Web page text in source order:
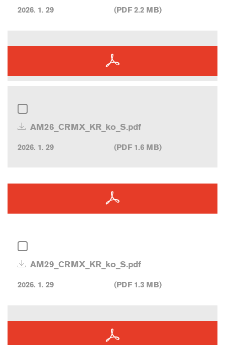
2026. 1. 29 (PDF 2.2 MB)
AM26_CRMX_KR_ko_S.pdf
2026. 1. 29 (PDF 1.6 MB)
AM29_CRMX_KR_ko_S.pdf
2026. 1. 29 (PDF 1.3 MB)